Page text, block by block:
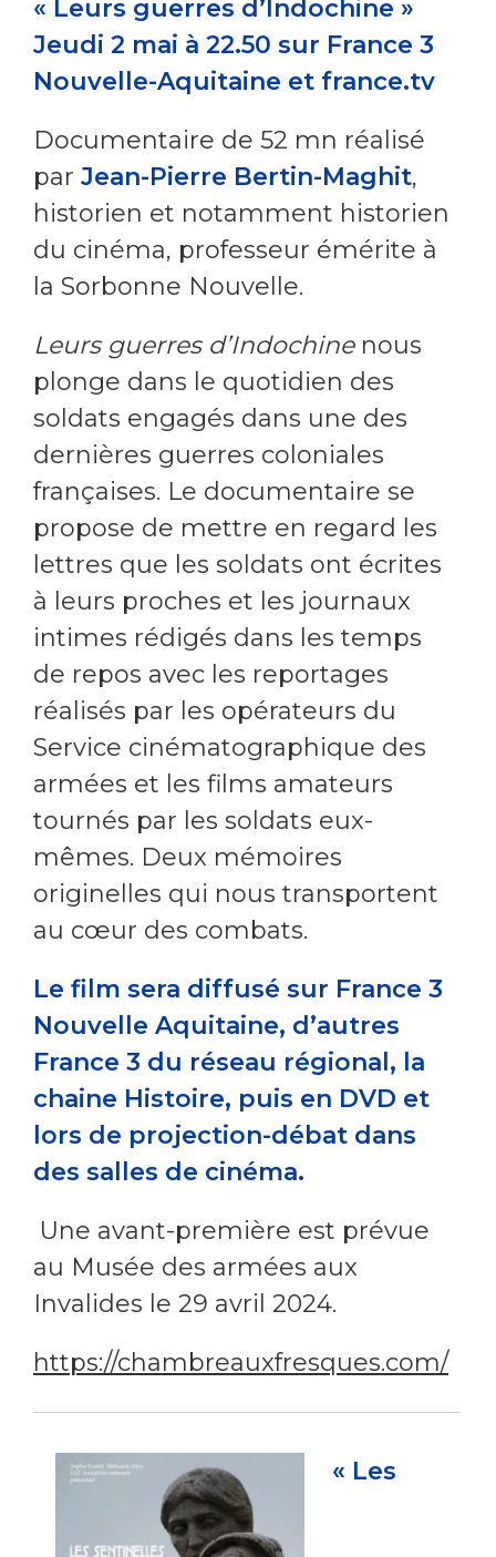
« Leurs guerres d’Indochine »
Jeudi 2 mai à 22.50 sur France 3
Nouvelle-Aquitaine et france.tv
Documentaire de 52 mn réalisé
par Jean-Pierre Bertin-Maghit,
historien et notamment historien
du cinéma, professeur émérite à
la Sorbonne Nouvelle.
Leurs guerres d’Indochinenous
plonge dans le quotidien des
soldats engagés dans une des
dernières guerres coloniales
françaises. Le documentaire se
propose de mettre en regard les
lettres que les soldats ont écrites
à leurs proches et les journaux
intimes rédigés dans les temps
de repos avec les reportages
réalisés par les opérateurs du
Service cinématographique des
armées et les films amateurs
tournés par les soldats eux-
mêmes. Deux mémoires
originelles qui nous transportent
au cœur des combats.
Le film sera diffusé sur France 3
Nouvelle Aquitaine, d’autres
France 3 du réseau régional, la
chaine Histoire, puis en DVD et
lors de projection-débat dans
des salles de cinéma.
Une avant-première est prévue
au Musée des armées aux
Invalides le 29 avril 2024.
https://chambreauxfresques.com/
« Les